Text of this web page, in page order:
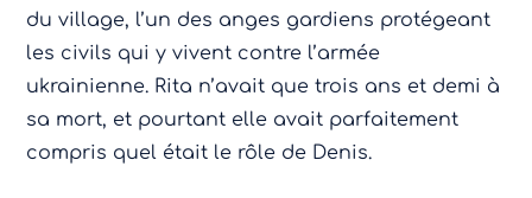
du village, l’un des anges gardiens protégeant
les civils qui y vivent contre l’armée
ukrainienne. Rita n’avait que trois ans et demi à
sa mort, et pourtant elle avait parfaitement
compris quel était le rôle de Denis.